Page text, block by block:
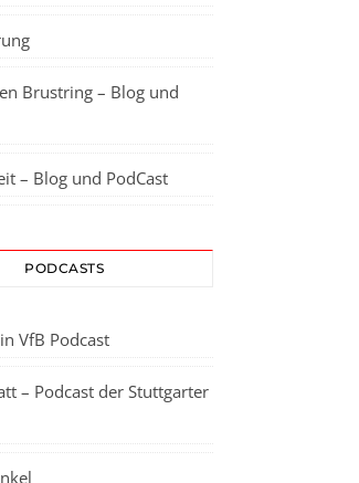
Brustring – Blog und
– Blog und PodCast
PODCASTS
VfB Podcast
– Podcast der Stuttgarter